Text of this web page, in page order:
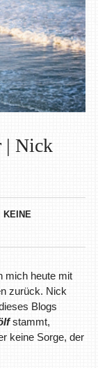
| Nick
KEINE
mich heute mit
zurück. Nick
Blogs
stammt,
keine Sorge, der